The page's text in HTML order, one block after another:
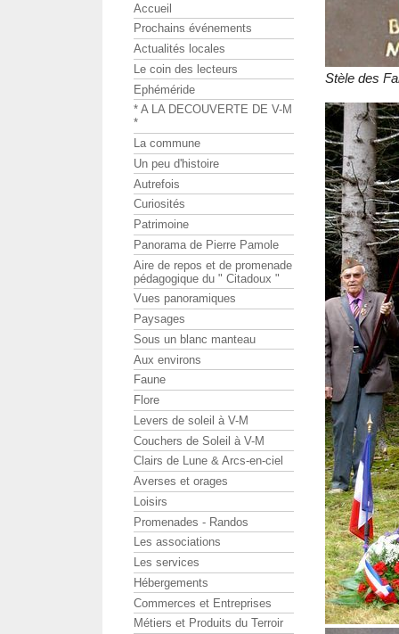
Stèle des
Accueil
Prochains événements
Actualités locales
Le coin des lecteurs
Ephéméride
* A LA DECOUVERTE DE V-M
*
La commune
Un peu d'histoire
Autrefois
Curiosités
Patrimoine
Panorama de Pierre Pamole
Aire de repos et de promenade
pédagogique du " Citadoux "
Vues panoramiques
Paysages
Sous un blanc manteau
Aux environs
Faune
Flore
Levers de soleil à V-M
Couchers de Soleil à V-M
Clairs de Lune & Arcs-en-ciel
Averses et orages
Loisirs
Promenades - Randos
Les associations
Les services
Hébergements
Commerces et Entreprises
Métiers et Produits du Terroir